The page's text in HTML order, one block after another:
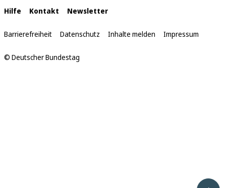
Interne
Links
Hilfe Kontakt Newsletter
Barrierefreiheit Datenschutz Inhalte melden Impressum
© Deutscher Bundestag